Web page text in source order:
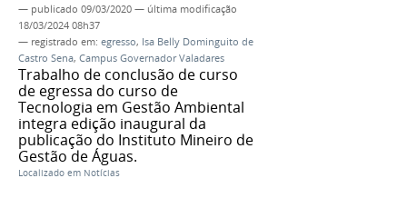
— publicado 09/03/2020 — última modificação
18/03/2024 08h37
— registrado em: egresso, Isa Belly Dominguito de
Castro Sena, Campus Governador Valadares
Trabalho de conclusão de curso
de egressa do curso de
Tecnologia em Gestão Ambiental
integra edição inaugural da
publicação do Instituto Mineiro de
Gestão de Águas.
Localizado em Notícias